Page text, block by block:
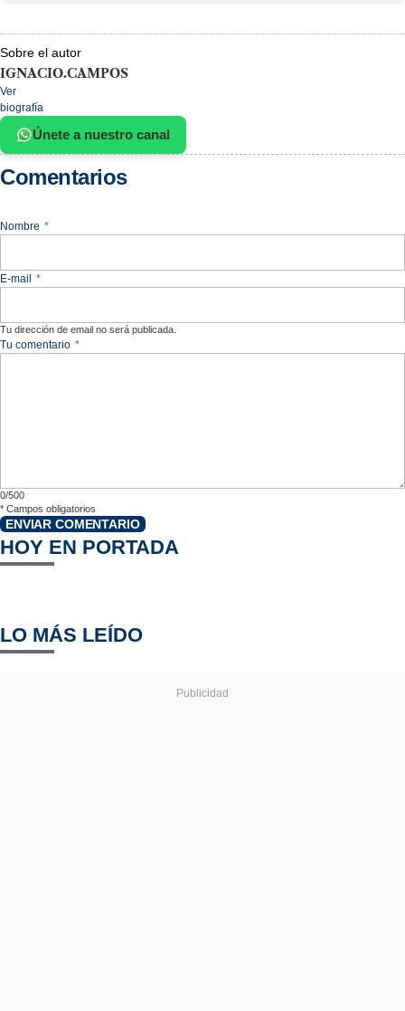
Sobre el autor
IGNACIO.CAMPOS
Ver
biografía
Únete a nuestro canal
Comentarios
Nombre *
E-mail *
Tu dirección de email no será publicada.
Tu comentario *
0/500
* Campos obligatorios
ENVIAR COMENTARIO
HOY EN PORTADA
LO MÁS LEÍDO